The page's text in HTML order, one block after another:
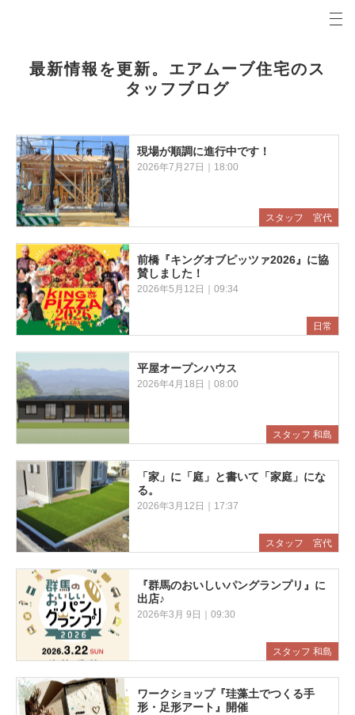
最新情報を更新。エアムーブ住宅のス
タッフブログ
スタッフ 宮代
現場が順調に進行中です！
2026年7月27日｜18:00
日常
前橋『キングオブピッツァ2026』に協
賛しました！
2026年5月12日｜09:34
スタッフ 和島
平屋オープンハウス
2026年4月18日｜08:00
スタッフ 宮代
「家」に「庭」と書いて「家庭」にな
る。
2026年3月12日｜17:37
スタッフ 和島
『群馬のおいしいパングランプリ』に
出店♪
2026年3月 9日｜09:30
ワークショップ『珪藻土でつくる手
形・足形アート』開催